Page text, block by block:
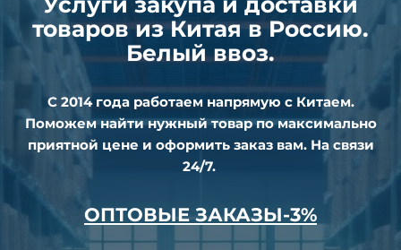
товаров из Китая в Россию.
Белый ввоз.
С 2014 года работаем напрямую с Китаем.
Поможем найти нужный товар по максимально
приятной цене и оформить заказ вам. На связи
24/7.
ОПТОВЫЕ ЗАКАЗЫ-3%